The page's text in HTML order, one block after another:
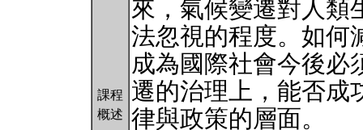
課程
概述
來，氣候變遷對人類
法忽視的程度。如何
成為國際社會今後必
遷的治理上，能否成
律與政策的層面。